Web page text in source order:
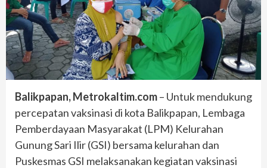
Balikpapan, Metrokaltim.com– Untuk mendukung
percepatan vaksinasi di kota Balikpapan, Lembaga
Pemberdayaan Masyarakat (LPM) Kelurahan
Gunung Sari Ilir (GSI) bersama kelurahan dan
Puskesmas GSI melaksanakan kegiatan vaksinasi